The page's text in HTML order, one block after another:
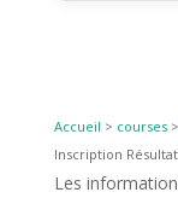
Accueil > courses>
Inscription
Les